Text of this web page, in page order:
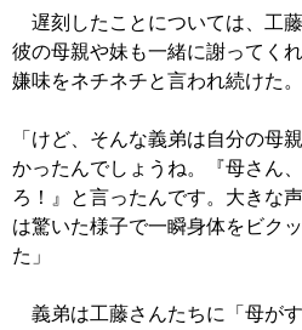
遅刻したことについては、工藤
彼の母親や妹も一緒に謝ってく
嫌味をネチネチと言われ続けた。
「けど、そんな義弟は自分の母
かったんでしょうね。『母さん
ろ！』と言ったんです。大きな
は驚いた様子で一瞬身体をビク
た」
義弟は工藤さんたちに「母が